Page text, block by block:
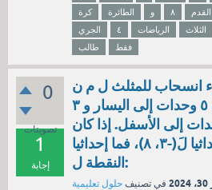
كرة
الطائرة و ٨ القدم
الجري
٤ الرياضات الثلاث
طالب
فقط
0
تصويتات
1
إجابة
انسحاب للمثلث ل م ن
مقداره ٥ وحدات إلى اليسار و ٣
إلى الأسفل. إذا كان
إحداثيا لَ(-٣، ٨)، فما إحداثيا
النقطة ل:
في تصنيف حلول تعليمية